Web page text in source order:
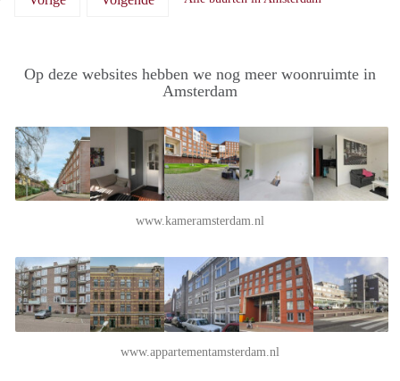
Op deze websites hebben we nog meer woonruimte in
Amsterdam
www.kameramsterdam.nl
www.appartementamsterdam.nl